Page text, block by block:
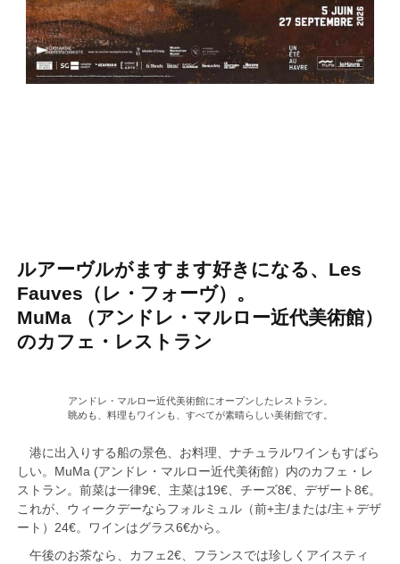
ルアーヴルがますます好きになる、Les
Fauves（レ・フォーヴ）。
MuMa （アンドレ・マルロー近代美術館）
のカフェ・レストラン
アンドレ・マルロー近代美術館にオープンしたレストラン。
眺めも、料理もワインも、すべてが素晴らしい美術館です。
港に出入りする船の景色、お料理、ナチュラルワインもすばら
しい。MuMa (アンドレ・マルロー近代美術館）内のカフェ・レ
ストラン。前菜は一律9€、主菜は19€、チーズ8€、デザート8€。
これが、ウィークデーならフォルミュル（前+主/または/主＋デザ
ート）24€。ワインはグラス6€から。
午後のお茶なら、カフェ2€、フランスでは珍しくアイスティ